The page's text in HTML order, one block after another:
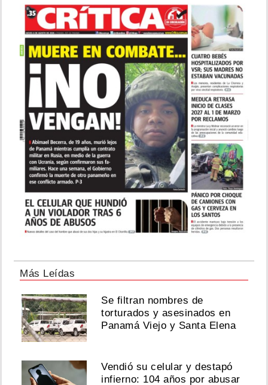
Más Leídas
Se filtran nombres de
torturados y asesinados en
Panamá Viejo y Santa Elena
Vendió su celular y destapó
infierno: 104 años por abusar